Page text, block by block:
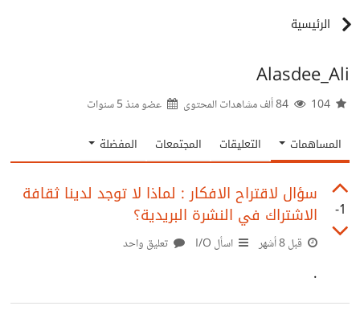
الرئيسية
Alasdee_Ali
عضو منذ5 سنوات
المساهمات التعليقات المجتمعات المفضلة
-1
سؤال لاقتراح الافكار : لماذا لا توجد لدينا ثقافة
الاشتراك في النشرة البريدية؟
قبل 8 أشهر اسأل I/O تعليق واحد
.